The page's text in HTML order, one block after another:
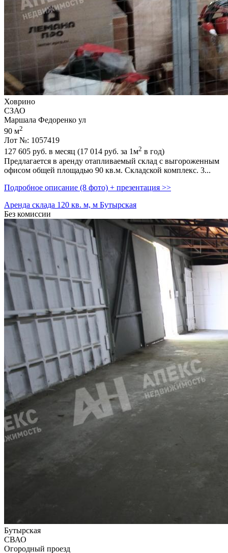
Ховрино
СЗАО
Маршала Федоренко ул
90 м2
Лот №: 1057419
127 605 руб. в месяц (17 014 руб. за 1м2 в год)
Предлагается в аренду отапливаемый склад с выгороженным
офисом общей площадью 90 кв.м. Складской комплекс. 3...
Подробное описание (8 фото) + презентация >>
Аренда склада 120 кв. м, м Бутырская
Без комиссии
Бутырская
СВАО
Огородный проезд